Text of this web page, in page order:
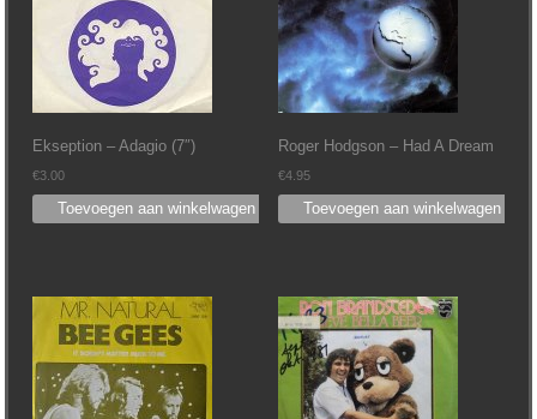
Ekseption – Adagio (7″)
€3.00
Toevoegen aan winkelwagen
Roger Hodgson ‎– Had A Dream
€4.95
Toevoegen aan winkelwagen